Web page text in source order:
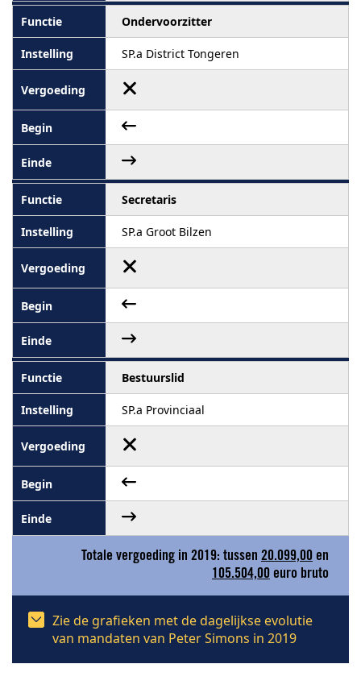
Ondervoorzitter
SP.a District Tongeren
Secretaris
SP.a Groot Bilzen
Bestuurslid
SP.a Provinciaal
Totale vergoeding in 2019: tussen 20.099,00 en
105.504,00 euro bruto
Zie de grafieken met de dagelijkse evolutie
van mandaten van Peter Simons in 2019